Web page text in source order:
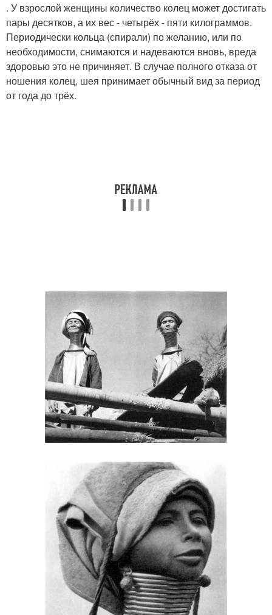
. У взрослой женщины количество колец может достигать
пары десятков, а их вес - четырёх - пяти килограммов.
Периодически кольца (спирали) по желанию, или по
необходимости, снимаются и надеваются вновь, вреда
здоровью это не причиняет. В случае полного отказа от
ношения колец, шея принимает обычный вид за период
от года до трёх.